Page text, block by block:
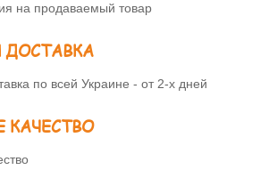
на продаваемый товар
ДОСТАВКА
по всей Украине - от 2-х дней
КАЧЕСТВО